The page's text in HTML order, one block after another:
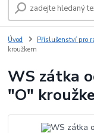
Úvod Příslušenství pro
kroužkem
WS zátka
"O"